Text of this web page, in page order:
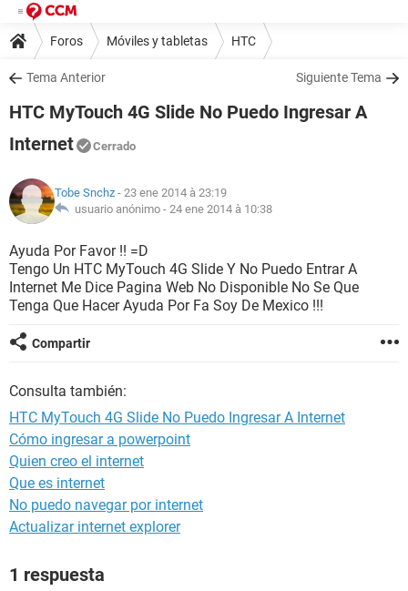
Foros Móviles y tabletas HTC
Tema Anterior Siguiente Tema
HTC MyTouch 4G Slide No Puedo Ingresar A
Internet
Cerrado
Tobe Snchz - 23 ene 2014 à 23:19
usuario anónimo - 24 ene 2014 à 10:38
Ayuda Por Favor !! =D
Tengo Un HTC MyTouch 4G Slide Y No Puedo Entrar A
Internet Me Dice Pagina Web No Disponible No Se Que
Tenga Que Hacer Ayuda Por Fa Soy De Mexico !!!
Compartir
Consulta también:
HTC MyTouch 4G Slide No Puedo Ingresar A Internet
Cómo ingresar a powerpoint
Quien creo el internet
Que es internet
No puedo navegar por internet
Actualizar internet explorer
1 respuesta